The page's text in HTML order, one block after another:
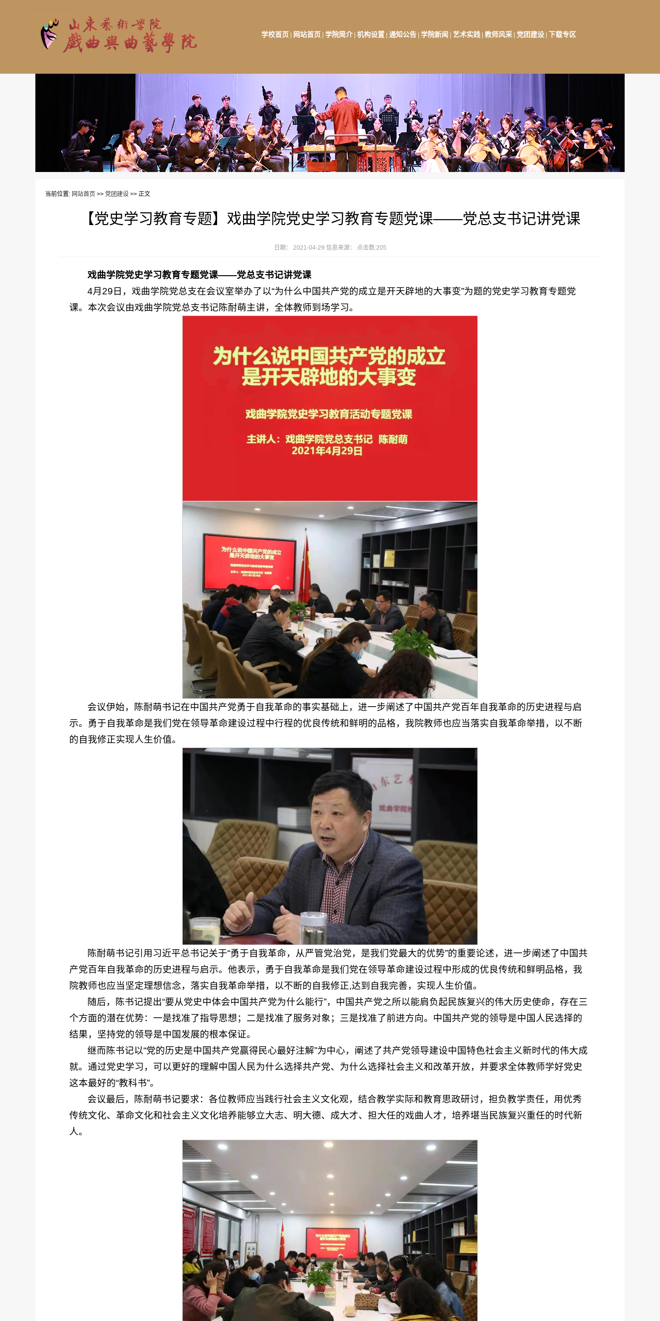
学校首页 网站首页 学院简介 机构设置 通知公告 学院新闻 艺术实践 教师风采 党团建设 下载专区
当前位置: 网站首页 >> 党团建设 >> 正文
【党史学习教育专题】戏曲学院党史学习教育专题党课——党总支书记讲党课
日期： 2021-04-29 信息来源： 点击数:205
戏曲学院党史学习教育专题党课——党总支书记讲党课
4月29日，戏曲学院党总支在会议室举办了以“为什么中国共产党的成立是开天辟地的大事变”为题的党史学习教育专题党
课。本次会议由戏曲学院党总支书记陈耐萌主讲，全体教师到场学习。
会议伊始，陈耐萌书记在中国共产党勇于自我革命的事实基础上，进一步阐述了中国共产党百年自我革命的历史进程与启
示。勇于自我革命是我们党在领导革命建设过程中行程的优良传统和鲜明的品格，我院教师也应当落实自我革命举措，以不断
的自我修正实现人生价值。
陈耐萌书记引用习近平总书记关于“勇于自我革命，从严管党治党，是我们党最大的优势”的重要论述，进一步阐述了中国共
产党百年自我革命的历史进程与启示。他表示，勇于自我革命是我们党在领导革命建设过程中形成的优良传统和鲜明品格，我
院教师也应当坚定理想信念，落实自我革命举措，以不断的自我修正,达到自我完善，实现人生价值。
随后，陈书记提出“要从党史中体会中国共产党为什么能行”，中国共产党之所以能肩负起民族复兴的伟大历史使命，存在三
个方面的潜在优势：一是找准了指导思想；二是找准了服务对象；三是找准了前进方向。中国共产党的领导是中国人民选择的
结果，坚持党的领导是中国发展的根本保证。
继而陈书记以“党的历史是中国共产党赢得民心最好注解”为中心，阐述了共产党领导建设中国特色社会主义新时代的伟大成
就。通过党史学习，可以更好的理解中国人民为什么选择共产党、为什么选择社会主义和改革开放，并要求全体教师学好党史
这本最好的“教科书”。
会议最后，陈耐萌书记要求：各位教师应当践行社会主义文化观，结合教学实际和教育思政研讨，担负教学责任，用优秀
传统文化、革命文化和社会主义文化培养能够立大志、明大德、成大才、担大任的戏曲人才，培养堪当民族复兴重任的时代新
人。